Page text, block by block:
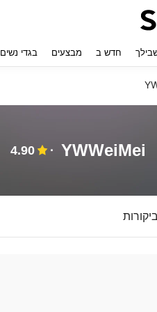
חדש ב מבצעים בגדי נשים
YWWeiMei
4.90
ביקורות